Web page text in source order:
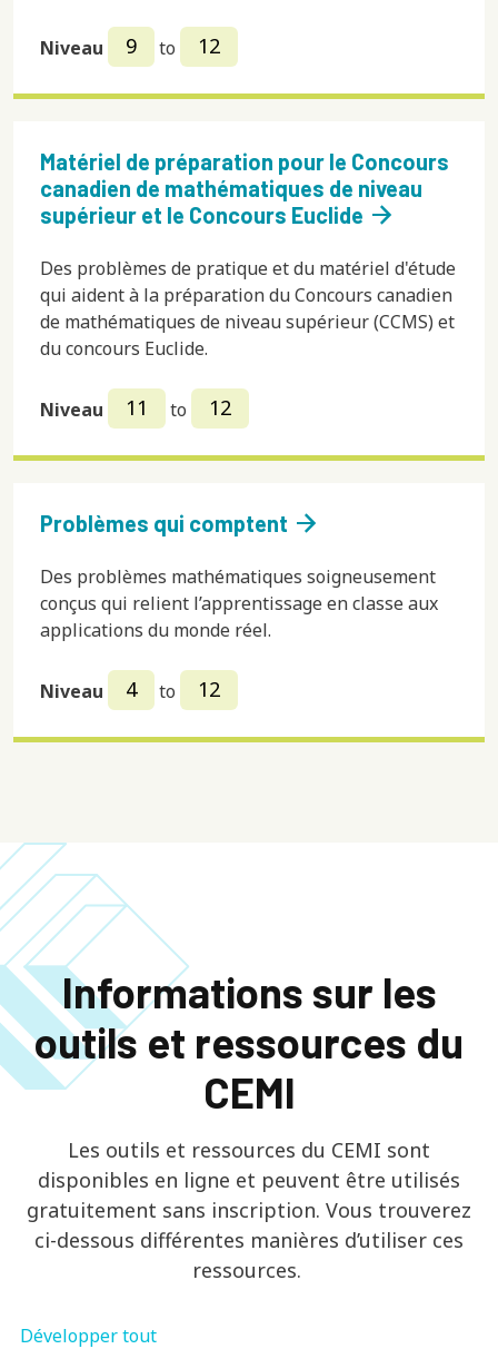
Niveau 9 to 12
Matériel de préparation pour le Concours
canadien de mathématiques de niveau
supérieur et le Concours Euclide arrow_forward
Des problèmes de pratique et du matériel d'étude
qui aident à la préparation du Concours canadien
de mathématiques de niveau supérieur (CCMS) et
du concours Euclide.
Niveau 11 to 12
Problèmes qui comptent arrow_forward
Des problèmes mathématiques soigneusement
conçus qui relient l’apprentissage en classe aux
applications du monde réel.
Niveau 4 to 12
Informations sur les
outils et ressources du
CEMI
Les outils et ressources du CEMI sont
disponibles en ligne et peuvent être utilisés
gratuitement sans inscription. Vous trouverez
ci-dessous différentes manières d’utiliser ces
ressources.
Développer tout